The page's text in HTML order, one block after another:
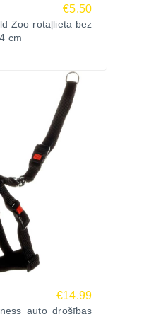
ar ilggadēju pieredzi
risinājumus dzīvnieku
sunim – īpaši noder
– suns uzreiz kļūst
kopšanai.”
un ievietot saldētavā.
palīdz attīrīt zobus un
€5.50
Zoo rotaļlieta bez
cm
€14.99
auto drošības